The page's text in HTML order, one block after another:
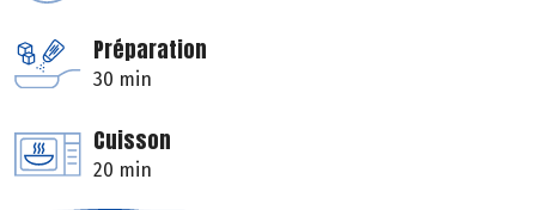
Préparation
30 min
Cuisson
20 min